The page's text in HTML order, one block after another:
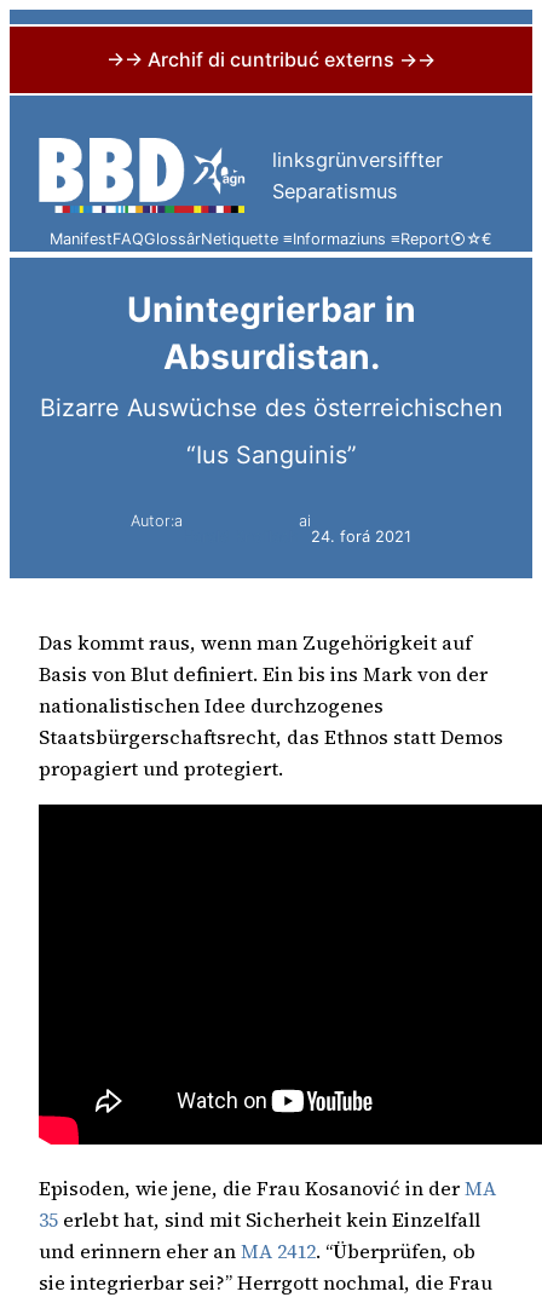
→→ Archif di cuntribuć externs →→
content
linksgrünversiffter
Separatismus
ManifestFAQGlossârNetiquette ≡Informaziuns ≡Report⦿☆€
Unintegrierbar in
Absurdistan.
Bizarre Auswüchse des österreichischen
“Ius Sanguinis”
Autor:a
ai
24. forá 2021
Das kommt raus, wenn man Zugehörigkeit auf
Basis von Blut definiert. Ein bis ins Mark von der
nationalistischen Idee durchzogenes
Staatsbürgerschaftsrecht, das Ethnos statt Demos
propagiert und protegiert.
Episoden, wie jene, die FrauKosanović in derMA
35 erlebt hat, sind mit Sicherheit kein Einzelfall
und erinnern eher anMA 2412. “Überprüfen, ob
sie integrierbar sei?” Herrgott nochmal, die Frau